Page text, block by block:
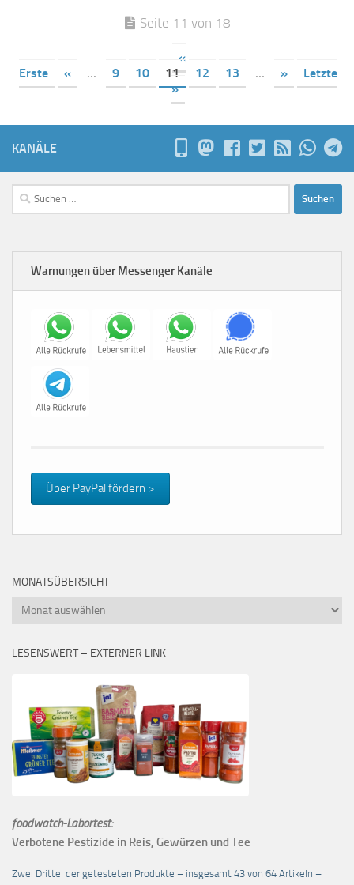
Seite 11 von 18
«
Erste
« ... 9 10 11 12 13 ... »
Letzte
»
KANÄLE
Suchen
nach:
Warnungen über Messenger Kanäle
Über PayPal fördern >
MONATSÜBERSICHT
Monatsübersicht
LESENSWERT – EXTERNER LINK
foodwatch-Labortest:
Verbotene Pestizide in Reis, Gewürzen und Tee
Zwei Drittel der getesteten Produkte – insgesamt 43 von 64 Artikeln –